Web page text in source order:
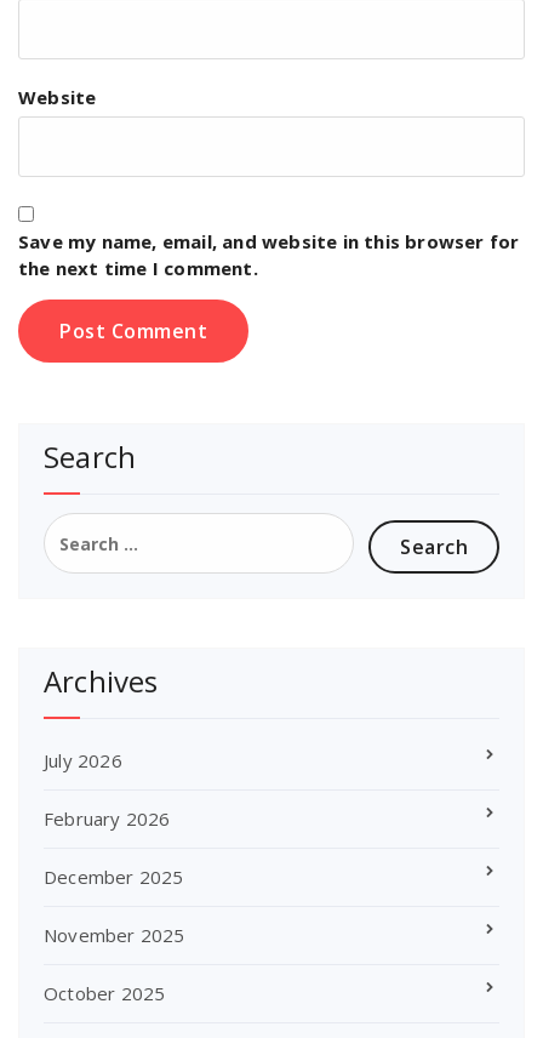
Website
Save my name, email, and website in this browser for
the next time I comment.
Search
Search
for:
Archives
July 2026
February 2026
December 2025
November 2025
October 2025